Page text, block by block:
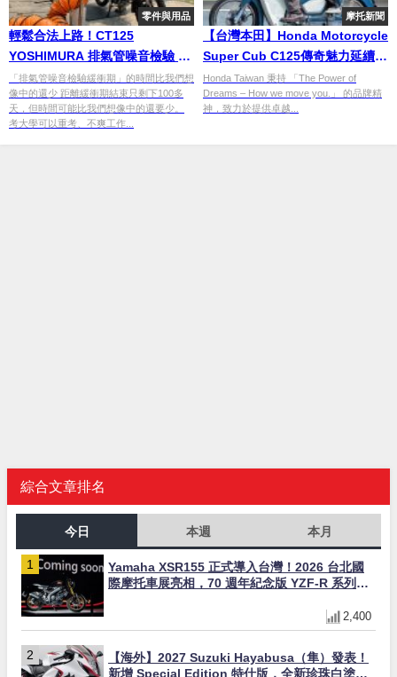
零件與用品
輕鬆合法上路！CT125
YOSHIMURA 排氣管噪音檢驗 實
際經驗分享
「排氣管噪音檢驗緩衝期」的時間比我們想
像中的還少 距離緩衝期結束只剩下100多
天，但時間可能比我們想像中的還要少。
考大學可以重考、不爽工作...
摩托新聞
【台灣本田】Honda Motorcycle
Super Cub C125傳奇魅力延續 –
用經典定義日常，打造風格移動
新選擇
Honda Taiwan 秉持 「The Power of
Dreams – How we move you.」 的品牌精
神，致力於提供卓越...
綜合文章排名
今日 本週 本月
Yamaha XSR155 正式導入台灣！2026 台北國
際摩托車展亮相，70 週年紀念版 YZF-R 系列限
2,400
【海外】2027 Suzuki Hayabusa（隼）發表！
新增 Special Edition 特仕版，全新珍珠白塗裝